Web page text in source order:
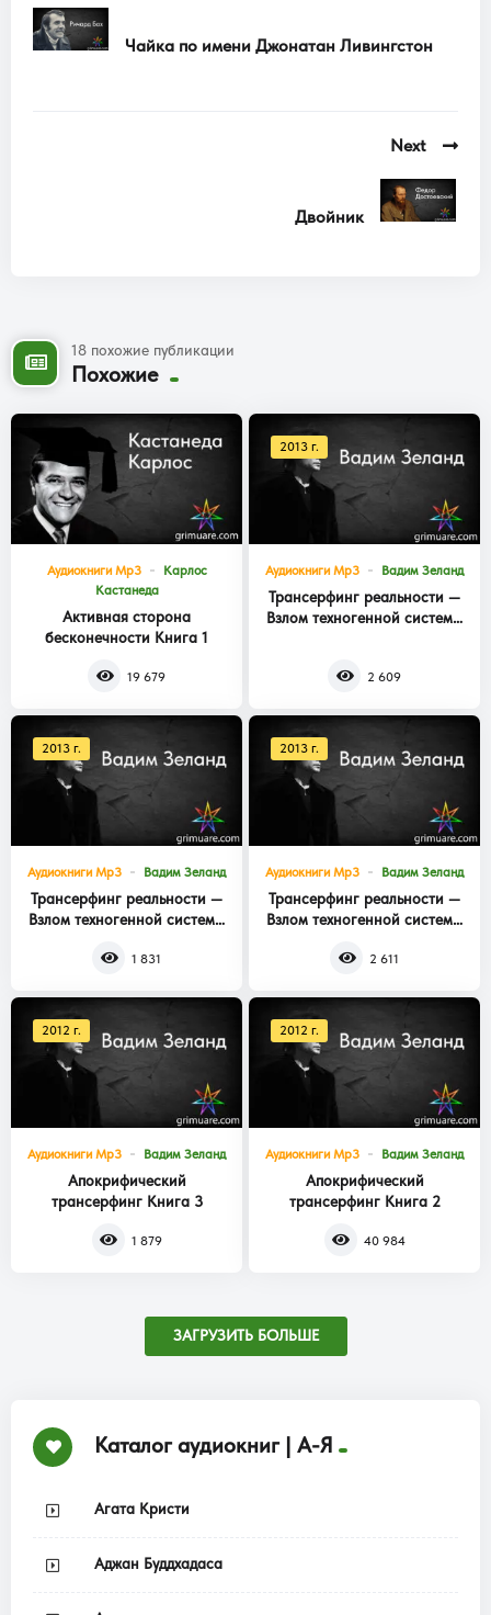
Чайка по имени Джонатан Ливингстон
Next
Двойник
18 похожие публикации
Похожие
Аудиокниги Mp3
Карлос
Кастанеда
Активная сторона
бесконечности Книга 1
19 679
2013 г.
Аудиокниги Mp3 Вадим Зеланд
Трансерфинг реальности —
Взлом техногенной системы
2 609
2013 г.
Аудиокниги Mp3 Вадим Зеланд
Трансерфинг реальности —
Взлом техногенной системы
1 831
2013 г.
Аудиокниги Mp3 Вадим Зеланд
Трансерфинг реальности —
Взлом техногенной системы
2 611
2012 г.
Аудиокниги Mp3 Вадим Зеланд
Апокрифический
трансерфинг Книга 3
1 879
2012 г.
Аудиокниги Mp3 Вадим Зеланд
Апокрифический
трансерфинг Книга 2
40 984
ЗАГРУЗИТЬ БОЛЬШЕ
Каталог аудиокниг | А-Я
Агата Кристи
Аджан Буддхадаса